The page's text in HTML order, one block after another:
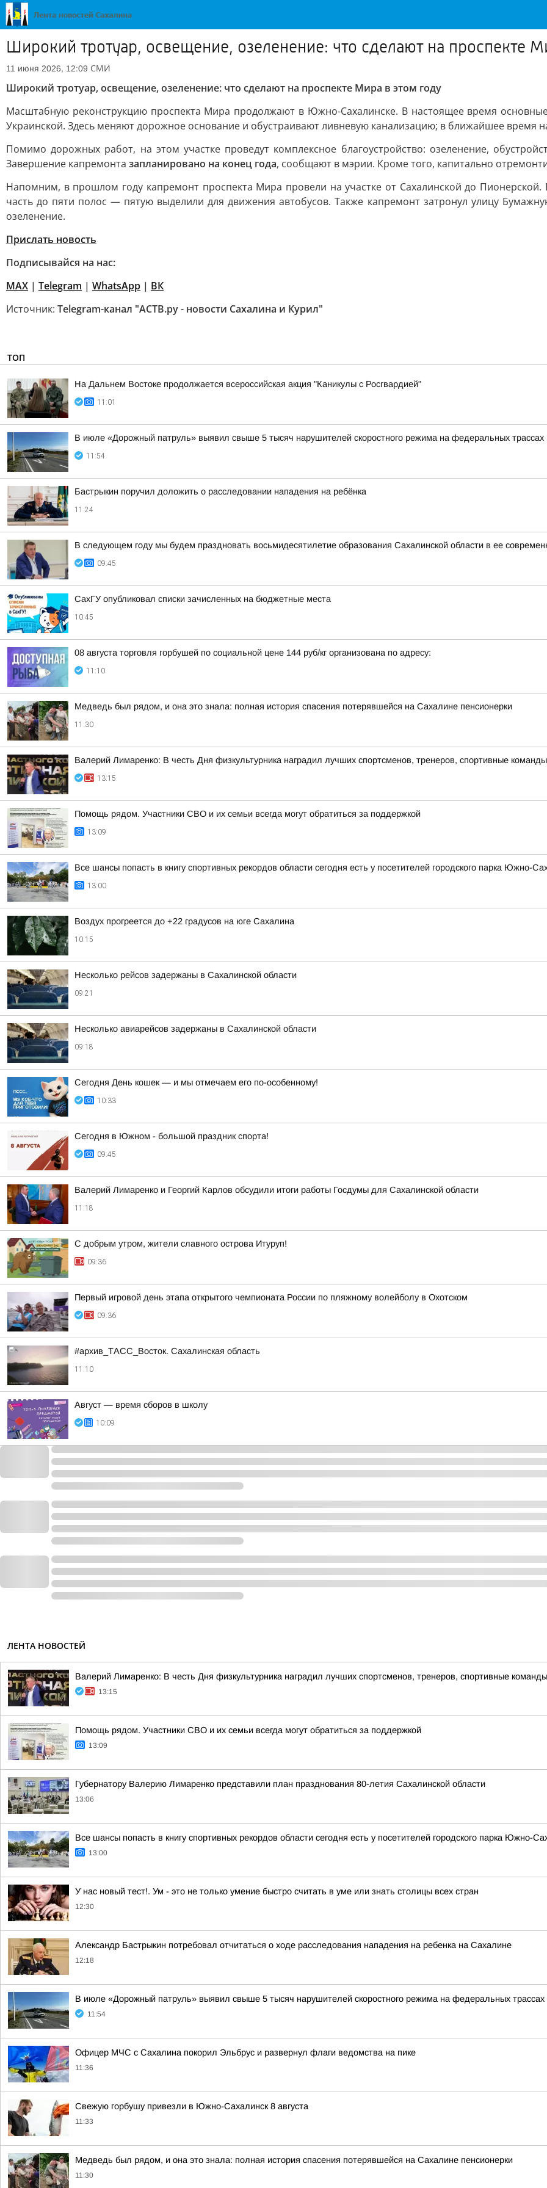
Широкий тротуар, освещение, озеленение: что сделают на проспекте
11 июня 2026, 12:09 СМИ
Широкий тротуар, освещение, озеленение: что сделают на проспекте Мира в этом году
Масштабную реконструкцию проспекта Мира продолжают в Южно-Сахалинске. В настоящее время
Украинской. Здесь меняют дорожное основание и обустраивают ливневую канализацию; в ближайшее время
Помимо дорожных работ, на этом участке проведут комплексное благоустройство: озеленение,
Завершение капремонта запланировано на конец года, сообщают в мэрии. Кроме того, капитально
Напомним, в прошлом году капремонт проспекта Мира провели на участке от Сахалинской до
часть до пяти полос — пятую выделили для движения автобусов. Также капремонт затронул улицу
озеленение.
Прислать новость
Подписывайся на нас:
MAX | Telegram | WhatsApp | ВК
Источник: Telegram-канал "АСТВ.ру - новости Сахалина и Курил"
ТОП
На Дальнем Востоке продолжается всероссийская акция "Каникулы с Росгвардией"
11:01
В июле «Дорожный патруль» выявил свыше 5 тысяч нарушителей скоростного режима на федеральных трассах
11:54
Бастрыкин поручил доложить о расследовании нападения на ребёнка
11:24
В следующем году мы будем праздновать восьмидесятилетие образования Сахалинской области в ее
09:45
СахГУ опубликовал списки зачисленных на бюджетные места
10:45
08 августа торговля горбушей по социальной цене 144 руб/кг организована по адресу:
11:10
Медведь был рядом, и она это знала: полная история спасения потерявшейся на Сахалине пенсионерки
11:30
Валерий Лимаренко: В честь Дня физкультурника наградил лучших спортсменов, тренеров, спортивные
13:15
Помощь рядом. Участники СВО и их семьи всегда могут обратиться за поддержкой
13:09
Все шансы попасть в книгу спортивных рекордов области сегодня есть у посетителей городского парка Южно-
13:00
Воздух прогреется до +22 градусов на юге Сахалина
10:15
Несколько рейсов задержаны в Сахалинской области
09:21
Несколько авиарейсов задержаны в Сахалинской области
09:18
Сегодня День кошек — и мы отмечаем его по-особенному!
10:33
Сегодня в Южном - большой праздник спорта!
09:45
Валерий Лимаренко и Георгий Карлов обсудили итоги работы Госдумы для Сахалинской области
11:18
С добрым утром, жители славного острова Итуруп!
09:36
Первый игровой день этапа открытого чемпионата России по пляжному волейболу в Охотском
09:36
#архив_ТАСС_Восток. Сахалинская область
11:10
Август — время сборов в школу
10:09
ЛЕНТА НОВОСТЕЙ
Валерий Лимаренко: В честь Дня физкультурника наградил лучших спортсменов, тренеров, спортивные
13:15
Помощь рядом. Участники СВО и их семьи всегда могут обратиться за поддержкой
13:09
Губернатору Валерию Лимаренко представили план празднования 80-летия Сахалинской области
13:06
Все шансы попасть в книгу спортивных рекордов области сегодня есть у посетителей городского парка Южно-
13:00
У нас новый тест!. Ум - это не только умение быстро считать в уме или знать столицы всех стран
12:30
Александр Бастрыкин потребовал отчитаться о ходе расследования нападения на ребенка на Сахалине
12:18
В июле «Дорожный патруль» выявил свыше 5 тысяч нарушителей скоростного режима на федеральных трассах
11:54
Офицер МЧС с Сахалина покорил Эльбрус и развернул флаги ведомства на пике
11:36
Свежую горбушу привезли в Южно-Сахалинск 8 августа
11:33
Медведь был рядом, и она это знала: полная история спасения потерявшейся на Сахалине пенсионерки
11:30